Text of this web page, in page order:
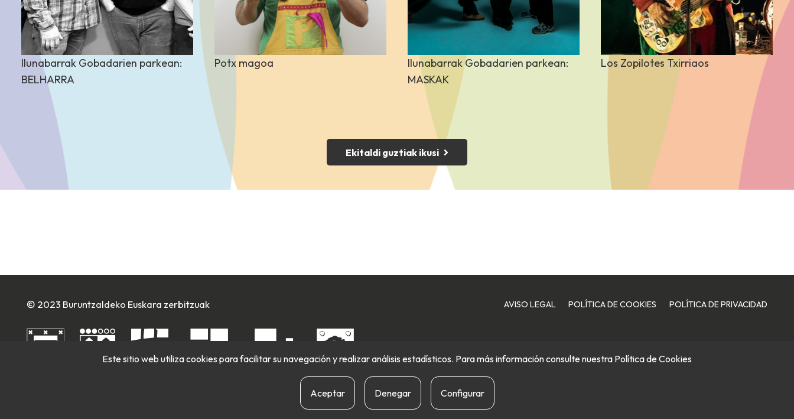
" class="attachment-large size-
large wp-post-image" alt=""
decoding="async" loading="lazy"
srcset="
300w" sizes="(max-
width: 960px) 100vw, 960px">
Ilunabarrak Gobadarien parkean:
BELHARRA
" class="attachment-large size-
large wp-post-image" alt=""
decoding="async" loading="lazy"
960w,
Potx magoa
" class="attachment-large size-
large wp-post-image" alt=""
decoding="async" loading="lazy"
960w,
300w" sizes="(max-
width: 960px) 100vw, 960px">
Ilunabarrak Gobadarien parkean:
MASKAK
" class="attachment-large size-
large wp-post-image" alt=""
decoding="async" loading="lazy"
srcset="
300w" sizes="(max-
width: 960px) 100vw, 960px">
Los Zopilotes Txirriaos
Ekitaldi guztiak ikusi
© 2023 Buruntzaldeko Euskara zerbitzuak AVISO LEGAL POLÍTICA DE COOKIES POLÍTICA DE PRIVACIDAD
Este sitio web utiliza cookies para facilitar su navegación y realizar análisis estadísticos. Para más información consulte nuestra Política de Cookies
Aceptar Denegar Configurar